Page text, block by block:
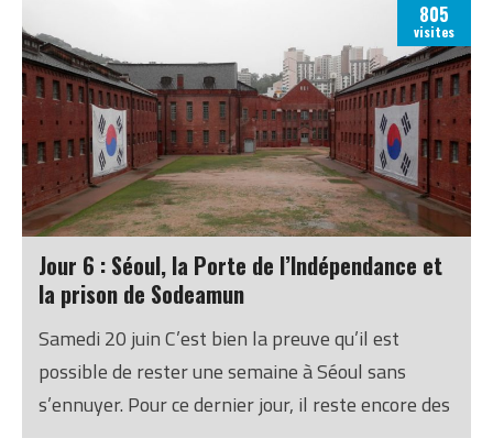
805
visites
Jour 6 : Séoul, la Porte de l’Indépendance et
la prison de Sodeamun
Samedi 20 juin C’est bien la preuve qu’il est
possible de rester une semaine à Séoul sans
s’ennuyer. Pour ce dernier jour, il reste encore des